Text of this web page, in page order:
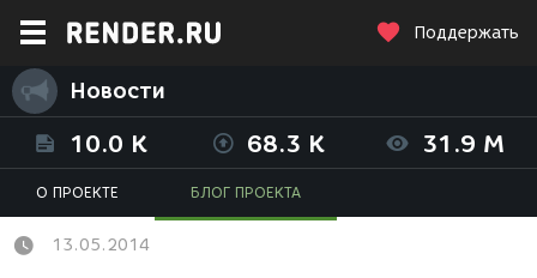
Поддержать
Новости
10.0 K 68.3 K 31.9 M
О ПРОЕКТЕ БЛОГ ПРОЕКТА
13.05.2014